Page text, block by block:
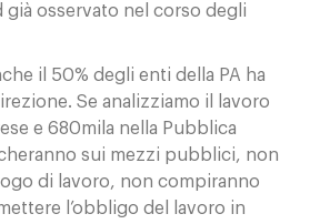
osservato nel corso degli
il 50% degli enti della PA ha
Se analizziamo il lavoro
e 680mila nella Pubblica
sui mezzi pubblici, non
di lavoro, non compiranno
l’obbligo del lavoro in